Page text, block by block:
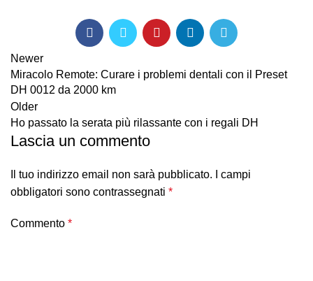
Newer
Miracolo Remote: Curare i problemi dentali con il Preset
DH 0012 da 2000 km
Older
Ho passato la serata più rilassante con i regali DH
Lascia un commento
Il tuo indirizzo email non sarà pubblicato.
I campi
obbligatori sono contrassegnati *
Commento *